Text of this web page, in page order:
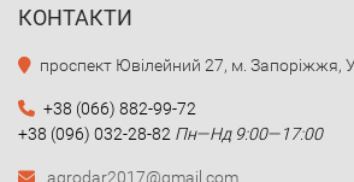
КОНТАКТИ
проспект Ювілейний 27, м. Запоріжжя,
+38 (066) 882-99-72
+38 (096) 032-28-82 Пн—Нд 9:00—17:00
agrodar2017@gmail.com